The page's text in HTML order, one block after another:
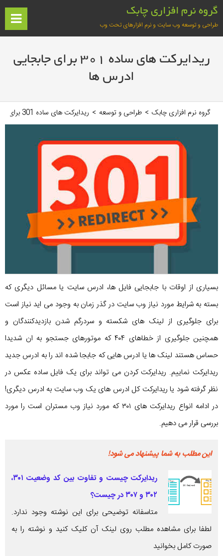
رفتن
محتوا
گروه نرم افزاری چابک
طراحی و توسعه وب سایت و نرم افزارهای تحت وب
ریدایرکت های ساده 301 برای جابجایی
ادرس ها
گروه نرم افزاری چابک > طراحی و توسعه > ریدایرکت های ساده 301 برای جابجایی ادرس ها
بسیاری از اوقات با جابجایی فایل ها، ادرس سایت یا مسائل دیگری که
بسته به شرایط مورد نیاز وب سایت در گذر زمان به وجود می اید نیاز است
برای جلوگیری از لینک های شکسته و سردرگم شدن بازدیدکنندگان و
همچنین جلوگیری از خطاهای ۴۰۴ که موتورهای جستجو به ان شدیدا
حساس هستند لینک ها یا ادرس هایی که جابجا شده اند را به ادرس جدید
ریدایرکت نماییم. ریدایرکت کردن می تواند برای یک فایل ساده عکس در
نظر گرفته شود یا ریدایرکت کل ادرس های یک وب سایت به ادرس دیگری!
در ادامه انواع ریدایرکت های ۳۰۱ که مورد نیاز وب مستران است را مورد
بررسی قرار می دهیم.
این مطلب به شما پیشنهاد می شود!
ریدایرکت چیست و تفاوت بین کد وضعیت ۳۰۱،
۳۰۲ و ۳۰۷ در چیست؟
متاسفانه توضیحی برای این نوشته وجود ندارد.
لطفا برای مشاهده مطلب روی لینک آن کلیک کنید و نوشته را به
صورت کامل بخوانید